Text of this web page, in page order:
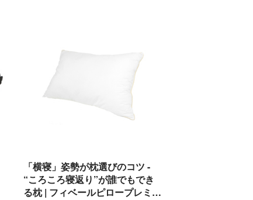
「横寝」姿勢が枕選びのコツ -
“ころころ寝返り”が誰でもでき
る枕 | フィベールピロープレミ…